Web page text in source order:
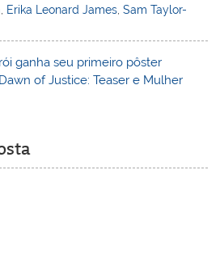
, Erika Leonard James,Sam Taylor-
ganha seu primeiro pôster
of Justice: Teaser e Mulher